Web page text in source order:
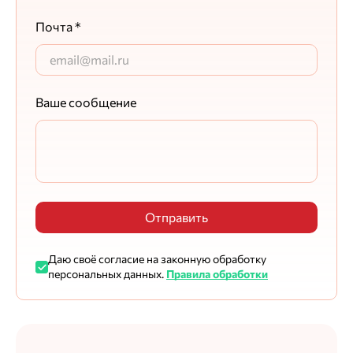
Максим Егоршин
Ваш отзыв уже передан ответственным коллегам.
Александр Г.
28.12.2025
Качество
Общая оценка
Почта *
Ваше сообщение
Отправить
Даю своё согласие на законную обработку
персональных данных. Правила обработки